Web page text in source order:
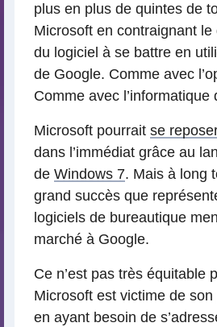
plus en plus de quintes de
Microsoft en contraignant
du logiciel à se battre en
de Google. Comme avec
Comme avec l’informatique
Microsoft pourrait se
dans l’immédiat grâce au
de Windows 7. Mais à long
grand succès que
logiciels de bureautique
marché à Google.
Ce n’est pas très équitable
Microsoft est victime de
en ayant besoin de